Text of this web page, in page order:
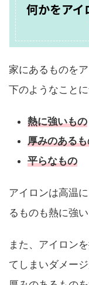
何かをアイ
家にあるものを
下のようなこと
熱に強いもの
厚みのある
平らなもの
アイロンは高温
るものも熱に強
また、アイロン
てしまいダメー